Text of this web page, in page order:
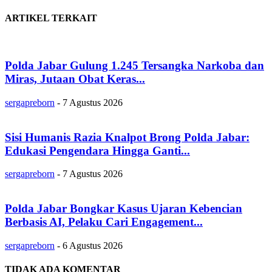
ARTIKEL TERKAIT
Polda Jabar Gulung 1.245 Tersangka Narkoba dan
Miras, Jutaan Obat Keras...
sergapreborn - 7 Agustus 2026
Sisi Humanis Razia Knalpot Brong Polda Jabar:
Edukasi Pengendara Hingga Ganti...
sergapreborn - 7 Agustus 2026
Polda Jabar Bongkar Kasus Ujaran Kebencian
Berbasis AI, Pelaku Cari Engagement...
sergapreborn - 6 Agustus 2026
TIDAK ADA KOMENTAR